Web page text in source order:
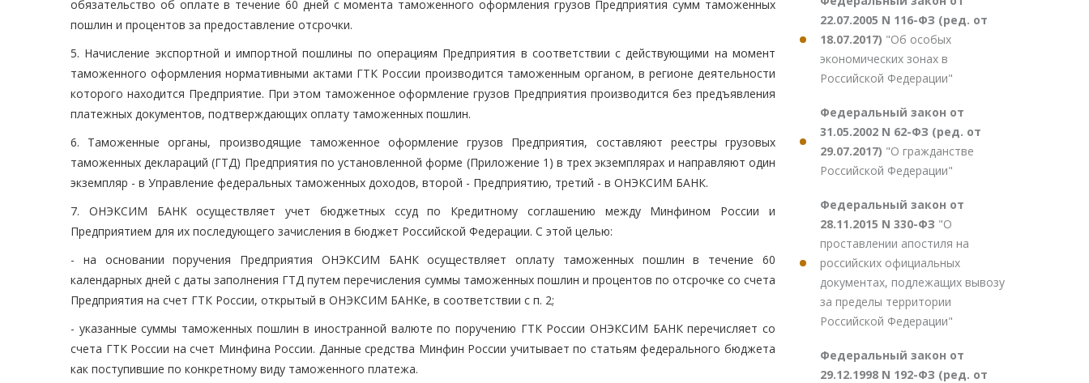
обязательство об оплате в течение 60 дней с момента таможенного оформления грузов Предприятия сумм таможенных
пошлин и процентов за предоставление отсрочки.
5. Начисление экспортной и импортной пошлины по операциям Предприятия в соответствии с действующими на момент
таможенного оформления нормативными актами ГТК России производится таможенным органом, в регионе деятельности
которого находится Предприятие. При этом таможенное оформление грузов Предприятия производится без предъявления
платежных документов, подтверждающих оплату таможенных пошлин.
6. Таможенные органы, производящие таможенное оформление грузов Предприятия, составляют реестры грузовых
таможенных деклараций (ГТД) Предприятия по установленной форме (Приложение 1) в трех экземплярах и направляют один
экземпляр - в Управление федеральных таможенных доходов, второй - Предприятию, третий - в ОНЭКСИМ БАНК.
7. ОНЭКСИМ БАНК осуществляет учет бюджетных ссуд по Кредитному соглашению между Минфином России и
Предприятием для их последующего зачисления в бюджет Российской Федерации. С этой целью:
- на основании поручения Предприятия ОНЭКСИМ БАНК осуществляет оплату таможенных пошлин в течение 60
календарных дней с даты заполнения ГТД путем перечисления суммы таможенных пошлин и процентов по отсрочке со счета
Предприятия на счет ГТК России, открытый в ОНЭКСИМ БАНКе, в соответствии с п. 2;
- указанные суммы таможенных пошлин в иностранной валюте по поручению ГТК России ОНЭКСИМ БАНК перечисляет со
счета ГТК России на счет Минфина России. Данные средства Минфин России учитывает по статьям федерального бюджета
как поступившие по конкретному виду таможенного платежа.
22.07.2005 N 116-ФЗ (ред. от
18.07.2017) "Об особых
экономических зонах в
Российской Федерации"
Федеральный закон от
31.05.2002 N 62-ФЗ (ред. от
29.07.2017) "О гражданстве
Российской Федерации"
Федеральный закон от
28.11.2015 N 330-ФЗ "О
проставлении апостиля на
российских официальных
документах, подлежащих вывозу
за пределы территории
Российской Федерации"
Федеральный закон от
29.12.1998 N 192-ФЗ (ред. от